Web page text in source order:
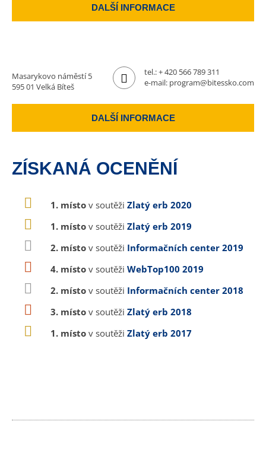
DALŠÍ INFORMACE
Masarykovo náměstí 5
595 01 Velká Bíteš
tel.:+ 420 566 789 311
e-mail: program@bitessko.com
DALŠÍ INFORMACE
ZÍSKANÁ OCENĚNÍ
1. místo v soutěži Zlatý erb 2020
1. místo v soutěži Zlatý erb 2019
2. místo v soutěži Informačních center 2019
4. místo v soutěži WebTop100 2019
2. místo v soutěži Informačních center 2018
3. místo v soutěži Zlatý erb 2018
1. místo v soutěži Zlatý erb 2017